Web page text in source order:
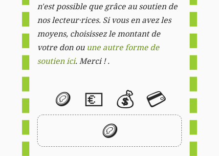
n'est possible que grâce au soutien de
nos lecteur·rices. Si vous en avez les
moyens, choisissez le montant de
votre don ou une autre forme de
soutien ici. Merci ! .
🪙 💶 💰 💳
🪙